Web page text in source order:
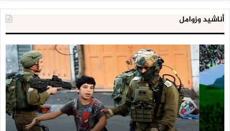
أناشيد وزوامل
العدو
الإسرائيلي
اعتقل
543
طفلا
فلسطينيا
خلال
2020